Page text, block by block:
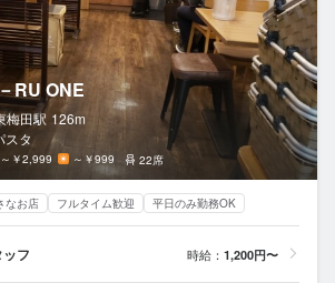
RU ONE
梅田駅 126m
スタ
～￥2,999 ～￥999 22席
なお店 フルタイム歓迎 平日のみ勤務OK
フ 時給： 1,200円〜